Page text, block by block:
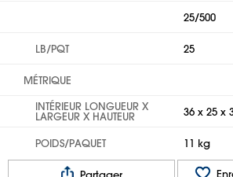
25/500
LB/PQT 25
MÉTRIQUE
INTÉRIEUR LONGUEUR X
LARGEUR X HAUTEUR 36 x 25 x
POIDS/PAQUET 11 kg
Partager